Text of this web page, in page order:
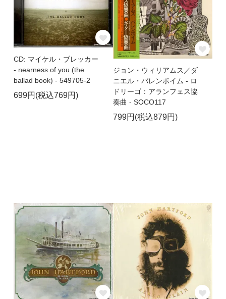
CD: マイケル・ブレッカー
- nearness of you (the
ballad book) - 549705-2
699円(税込769円)
ジョン・ウィリアムス／ダ
ニエル・バレンボイム - ロ
ドリーゴ：アランフェス協
奏曲 - SOCO117
799円(税込879円)